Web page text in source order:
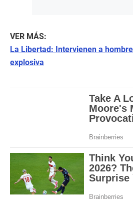
VER MÁS:
La Libertad: Intervienen a
explosiva